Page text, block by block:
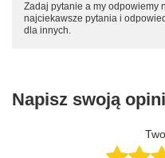
Zadaj pytanie a my odpowiemy
najciekawsze pytania i
dla innych.
Napisz swoją